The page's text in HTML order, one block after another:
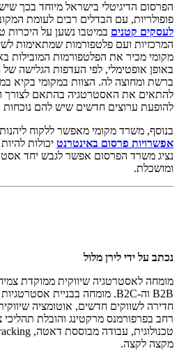
הפרסום הדיגיטלי בישראל מיוחד בכך
פופולריות, עם הבדלים רבים לעומת
לעסקים קטנים במיטבו נשען על
המרכזיות ועם פלטפורמות שמתאימות
מקומי מכיר את הפלטפורמות המובילות
באופן אופטימלי, לפי העדפות הגלישה
ברשת ומחוצה לה. הצוות במקומי בקיא
להתאים את האסטרטגיה בהתאם לצורך
להופעת ערוצים חדשים שיש להם נוכחות
בנוסף, משרד מקומי מאפשר ללקוח ליהנות
אפשרויות פרסום באינטרנט יכולות
נציג משרד הפרסום אפשר לגבש יחד
ומושכלת.
נכתב על ידי לירן מלול
מומחה לאסטרטגיה שיווקית ממוקדת
רחב בפרפורמנס מרקטינג והובלת
מקצה לקצה.